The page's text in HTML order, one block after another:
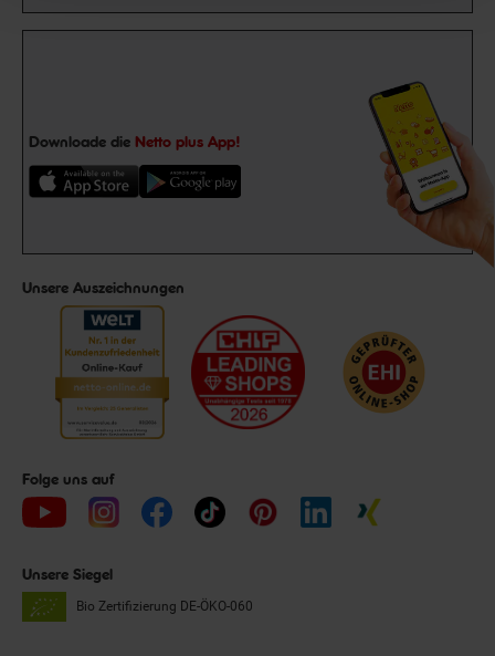
Downloade die Netto plus App!
Unsere Auszeichnungen
Folge uns auf
Unsere Siegel
Bio Zertifizierung DE-ÖKO-060